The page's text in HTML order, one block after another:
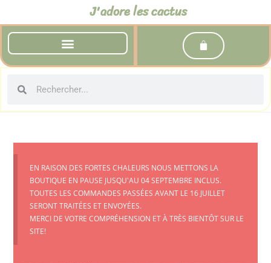
J'adore les cactus
EN RAISON DES FORTES CHALEURS NOUS METTONS LA
BOUTIQUE EN PAUSE JUSQU'AU 04 SEPTEMBRE INCLUS.
TOUTES LES COMMANDES PASSÉES AVANT LE 16 JUILLET
SERONT TRAITÉES ET ENVOYÉES.
MERCI DE VOTRE COMPRÉHENSION ET À TRÈS BIENTÔT SUR LE
SITE!